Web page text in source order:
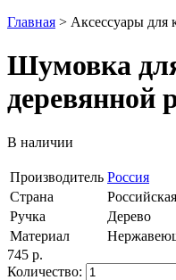
Главная > Аксессуары для
Шумовка
деревянной
В наличии
Производитель Россия
Страна
Ручка
Дерево
Материал
745 р.
Количество: